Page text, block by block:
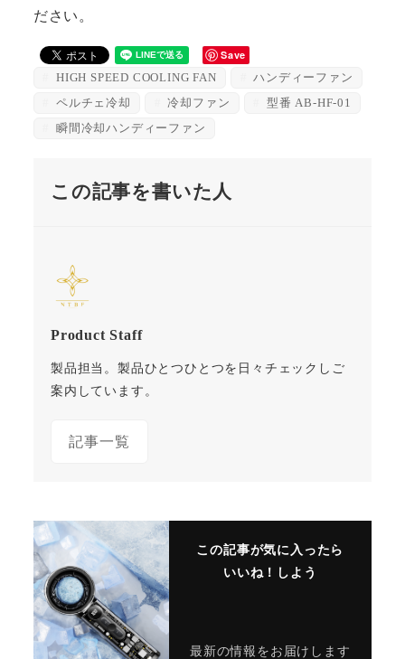
ださい。
Save
HIGH SPEED COOLING FAN
ハンディーファン
ペルチェ冷却
冷却ファン
型番 AB-HF-01
瞬間冷却ハンディーファン
この記事を書いた人
Product Staff
製品担当。製品ひとつひとつを日々チェックしご
案内しています。
記事一覧
この記事が気に入ったら
いいね！しよう
最新の情報をお届けします